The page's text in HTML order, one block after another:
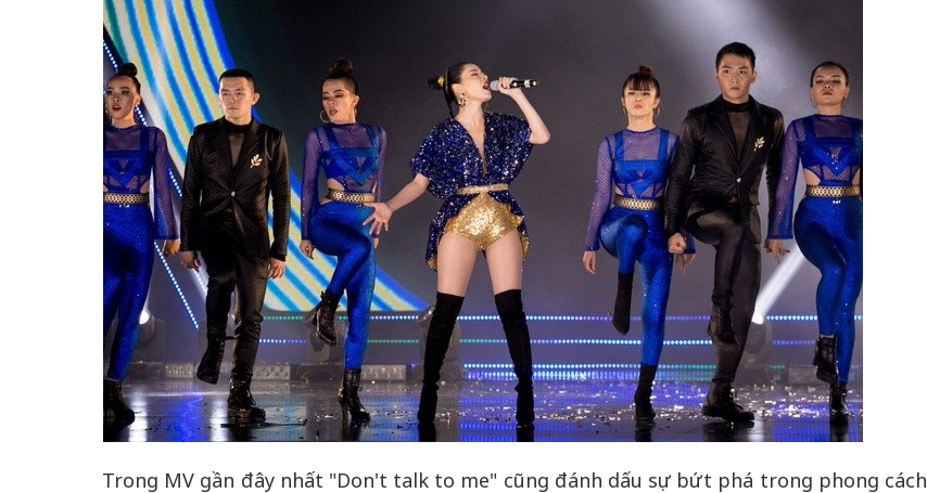
Trong MV gần đây nhất "Don't talk to me" cũng đánh dấu sự bứt phá trong phong cách